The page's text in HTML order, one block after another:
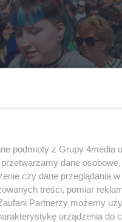
53 / 80
podmioty z Grupy 4media
dane
czy dane przeglądania
treści, pomiar
Partnerzy możemy
urządzenia do